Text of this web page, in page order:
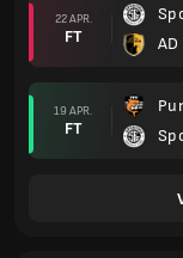
22 APR.
FT
19 APR.
FT